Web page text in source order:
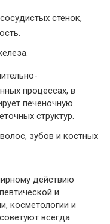
стенок,
процессах, в
печеночную
структур.
зубов и костных
действию
и
косметологии и
всегда